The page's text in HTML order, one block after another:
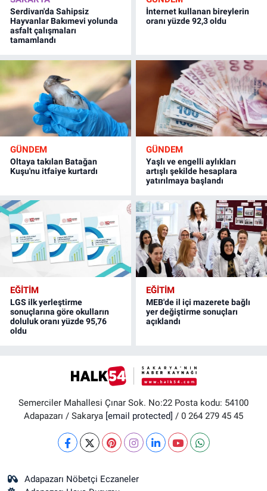
Serdivan'da Sahipsiz
Hayvanlar Bakımevi yolunda
asfalt çalışmaları
tamamlandı
İnternet kullanan bireylerin
oranı yüzde 92,3 oldu
GÜNDEM
Oltaya takılan Batağan
Kuşu'nu itfaiye kurtardı
GÜNDEM
Yaşlı ve engelli aylıkları
artışlı şekilde hesaplara
yatırılmaya başlandı
EĞİTİM
LGS ilk yerleştirme
sonuçlarına göre okulların
doluluk oranı yüzde 95,76
oldu
EĞİTİM
MEB'de il içi mazerete bağlı
yer değiştirme sonuçları
açıklandı
Semerciler Mahallesi Çınar Sok. No:22 Posta kodu: 54100
Adapazarı / Sakarya [email protected] / 0 264 279 45 45
Adapazarı Nöbetçi Eczaneler